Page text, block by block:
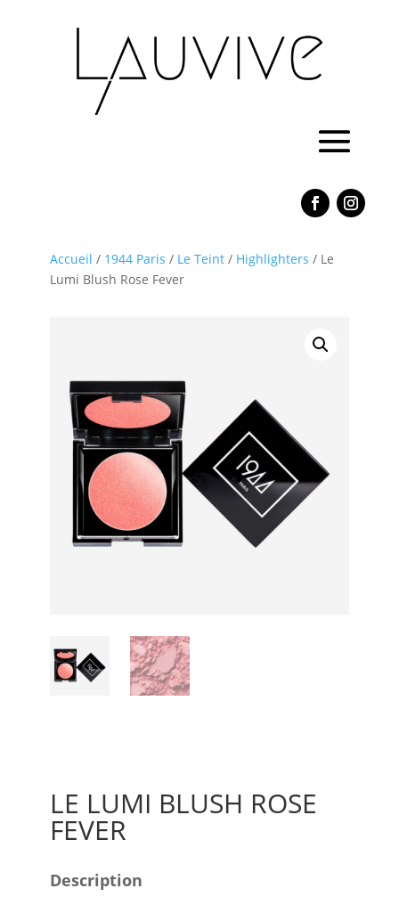
Accueil / 1944 Paris / Le Teint / Highlighters / Le
Lumi Blush Rose Fever
LE LUMI BLUSH ROSE
FEVER
Description